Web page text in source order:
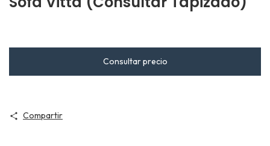
Compartir